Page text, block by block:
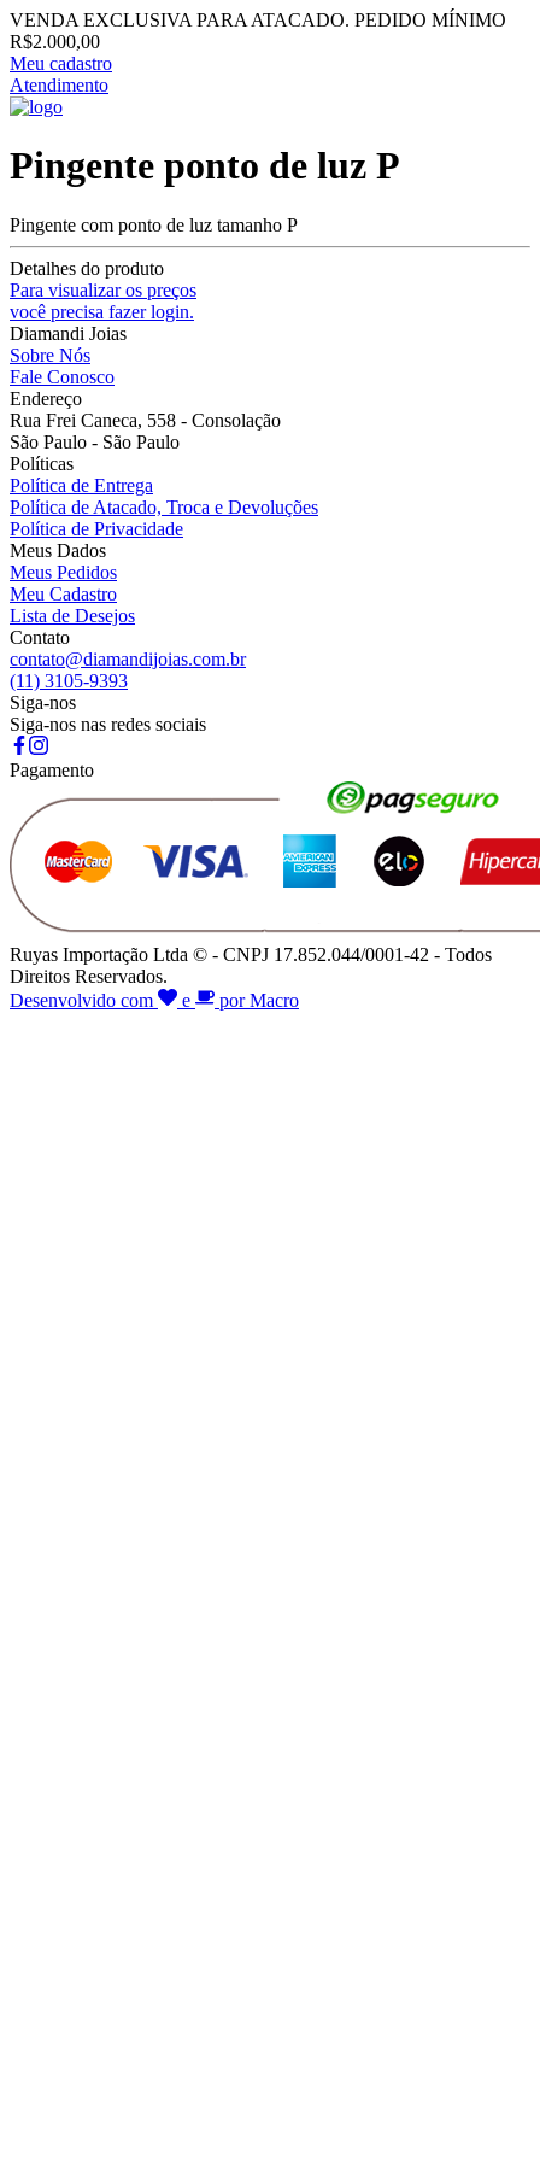
VENDA EXCLUSIVA PARA ATACADO. PEDIDO MÍNIMO
R$2.000,00
Meu cadastro
Atendimento
Pingente ponto de luz P
Pingente com ponto de luz tamanho P
Detalhes do produto
Para visualizar os preços
você precisa fazer login.
Diamandi Joias
Sobre Nós
Fale Conosco
Endereço
Rua Frei Caneca, 558 - Consolação
São Paulo - São Paulo
Políticas
Política de Entrega
Política de Atacado, Troca e Devoluções
Política de Privacidade
Meus Dados
Meus Pedidos
Meu Cadastro
Lista de Desejos
Contato
contato@diamandijoias.com.br
(11) 3105-9393
Siga-nos
Siga-nos nas redes sociais
Pagamento
Ruyas Importação Ltda © - CNPJ 17.852.044/0001-42 - Todos
Direitos Reservados.
Desenvolvido com
e por Macro